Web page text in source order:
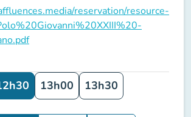
reservation/resource-
13h00 13h30